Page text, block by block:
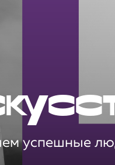
успешные